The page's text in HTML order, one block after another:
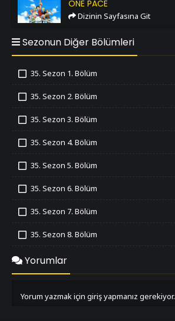
ONE PACE
Dizinin Sayfasına Git
Sezonun Diğer Bölümleri
35. Sezon 1. Bölüm
35. Sezon 2. Bölüm
35. Sezon 3. Bölüm
35. Sezon 4. Bölüm
35. Sezon 5. Bölüm
35. Sezon 6. Bölüm
35. Sezon 7. Bölüm
35. Sezon 8. Bölüm
İzledim
35. Sezon 9. Bölüm
İzledim
35. Sezon 11. Bölüm
Yorumlar
Yorum yazmak için giriş yapmanız gerekiyor.